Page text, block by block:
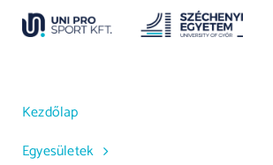
Kezdőlap
Egyesületek